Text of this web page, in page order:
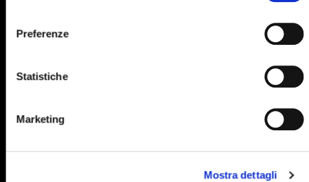
Preferenze
Statistiche
Marketing
Mostra dettagli
925
929
940
944
953
954